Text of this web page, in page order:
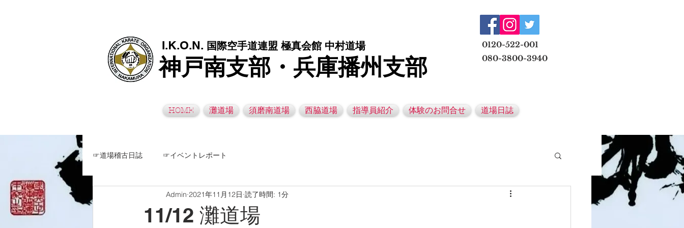
I.K.O.N. 国際空手道連盟 極真会館 中村道場
神戸南支部・兵庫播州支部
0120-522-001
080-3800-3940
HOME 灘道場 須磨南道場 西脇道場 指導員紹介 体験のお問合せ 道場日誌
☞道場稽古日誌 ☞イベントレポート
11/12 灘道場
Admin 2021年11月12日 読了時間: 1分